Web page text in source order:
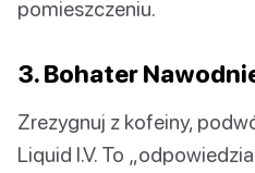
pomieszczeniu.
3. Bohater
Zrezygnuj z kofeiny,
Liquid I.V. To